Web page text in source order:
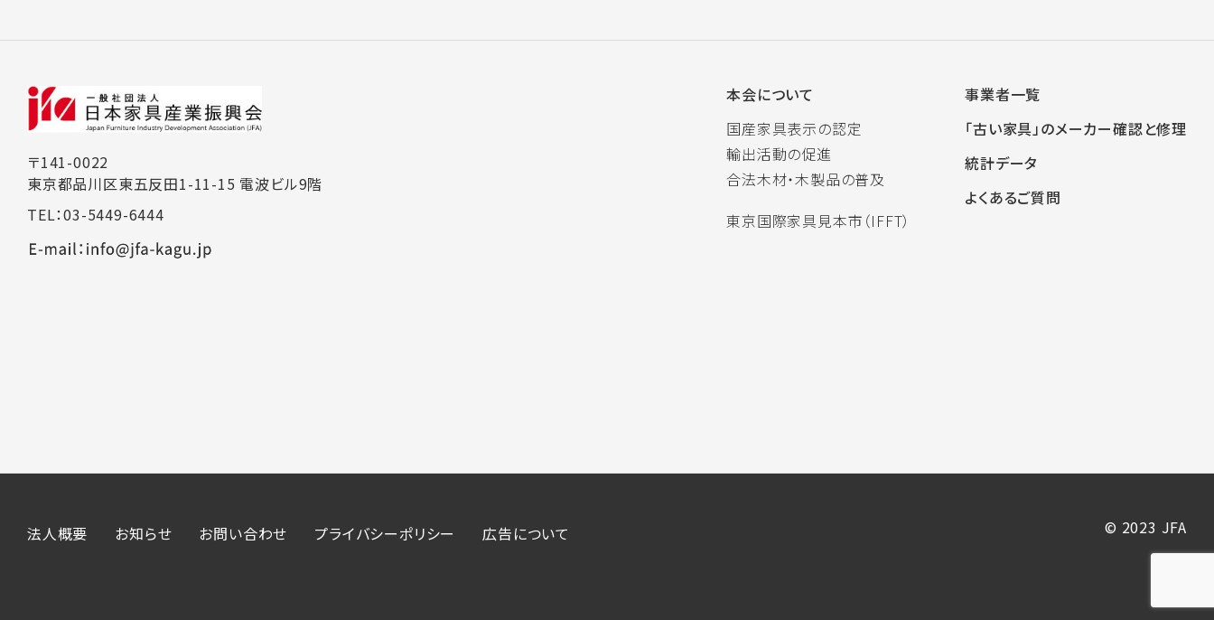
〒141-0022
東京都品川区東五反田1-11-15 電波ビル9階
TEL：03-5449-6444
本会について
国産家具表示の認定
輸出活動の促進
合法木材・木製品の普及
東京国際家具見本市（IFFT）
事業者一覧
「古い家具」のメーカー確認と修理
統計データ
よくあるご質問
法人概要 お知らせ お問い合わせ プライバシーポリシー 広告について © 2023 JFA